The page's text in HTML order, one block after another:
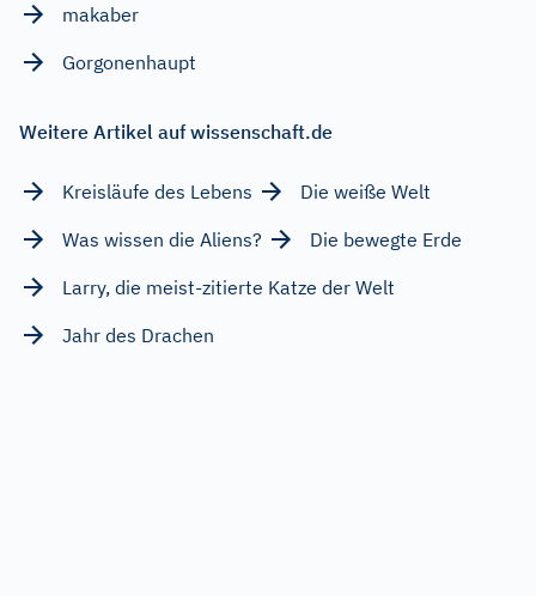
makaber
Gorgonenhaupt
Weitere Artikel auf wissenschaft.de
Kreisläufe des Lebens
Die weiße Welt
Was wissen die Aliens?
Die bewegte Erde
Larry, die meist-zitierte Katze der Welt
Jahr des Drachen